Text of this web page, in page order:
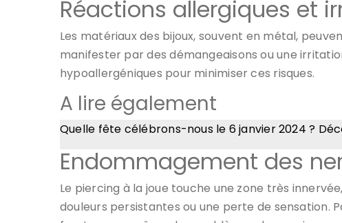
Réactions allergiques et
Les matériaux des bijoux, souvent en métal,
manifester par des démangeaisons ou une
hypoallergéniques pour minimiser ces risques.
A lire également
Quelle fête célébrons-nous le 6 janvier 2024 ?
Endommagement des
Le piercing à la joue touche une zone très
douleurs persistantes ou une perte de sensation.